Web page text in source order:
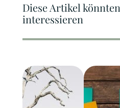
Diese Artikel
interessieren